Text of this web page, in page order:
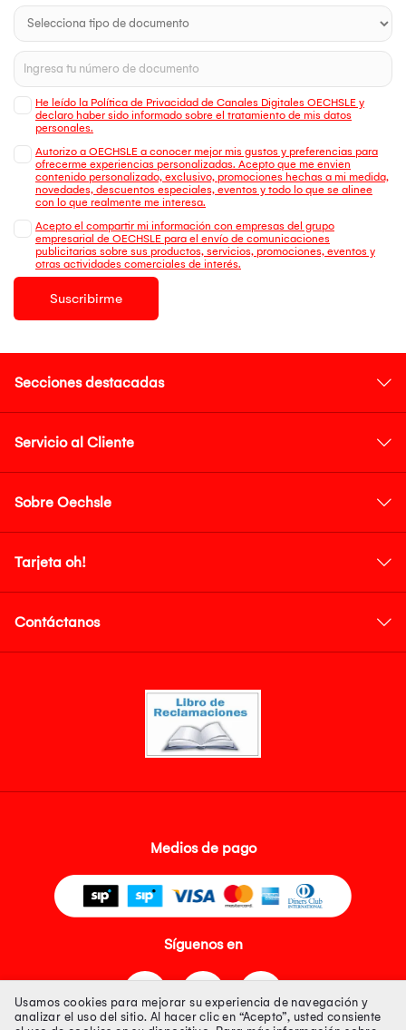
He leído la Política de Privacidad de Canales Digitales OECHSLE y
declaro haber sido informado sobre el tratamiento de mis datos
personales.
Autorizo a OECHSLE a conocer mejor mis gustos y preferencias para
ofrecerme experiencias personalizadas. Acepto que me envien
contenido personalizado, exclusivo, promociones hechas a mi medida,
novedades, descuentos especiales, eventos y todo lo que se alinee
con lo que realmente me interesa.
Acepto el compartir mi información con empresas del grupo
empresarial de OECHSLE para el envío de comunicaciones
publicitarias sobre sus productos, servicios, promociones, eventos y
otras actividades comerciales de interés.
Suscribirme
Secciones destacadas
Servicio al Cliente
Sobre Oechsle
Tarjeta oh!
Contáctanos
Medios de pago
Síguenos en
Usamos cookies para mejorar su experiencia de navegación y
analizar el uso del sitio. Al hacer clic en “Acepto”, usted consiente